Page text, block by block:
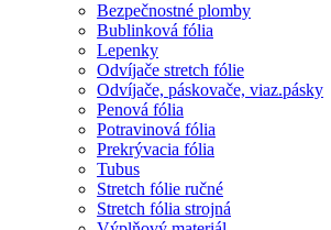
Bezpečnostné plomby
Bublinková fólia
Lepenky
Odvíjače stretch fólie
Odvíjače, páskovače, viaz.pásky
Penová fólia
Potravinová fólia
Prekrývacia fólia
Tubus
Stretch fólie ručné
Stretch fólia strojná